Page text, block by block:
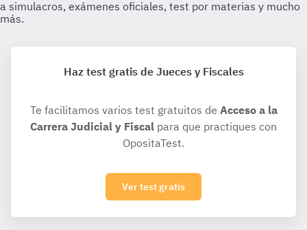
Haz test gratis de Jueces y Fiscales
Te facilitamos varios test gratuitos de Acceso a la
Carrera Judicial y Fiscal para que practiques con
OpositaTest.
Ver test gratis